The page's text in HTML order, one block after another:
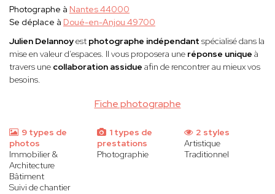
Fiche photographe
Photographe à Nantes 44000
Se déplace à Doué-en-Anjou 49700
Julien Delannoyest photographe indépendant spécialisé dans la
mise en valeur d’espaces. Il vous proposera une réponse unique à
travers une collaboration assidue afin de rencontrer au mieux vos
besoins.
9 types de
photos
Immobilier &
Architecture
Bâtiment
Suivi de chantier
1 types de
prestations
Photographie
2 styles
Artistique
Traditionnel